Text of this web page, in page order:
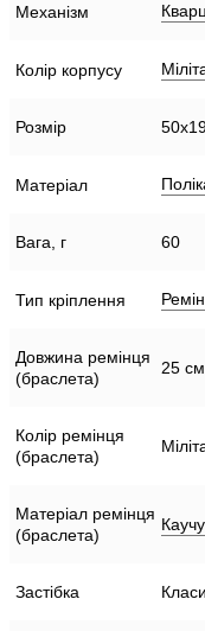
Механізм
Колір корпусу
Розмір
Матеріал
Вага, г 60
Тип кріплення
Довжина ремінця
(браслета)
25
Колір ремінця
(браслета)
Матеріал ремінця
(браслета)
Застібка